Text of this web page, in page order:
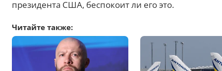
президента США, беспокоит ли его это.
Читайте также: